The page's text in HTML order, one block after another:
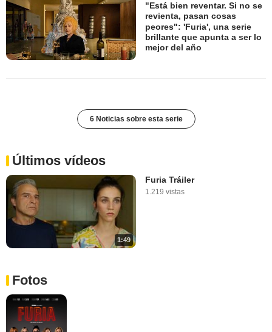
"Está bien reventar. Si no se
revienta, pasan cosas
peores": 'Furia', una serie
brillante que apunta a ser lo
mejor del año
6 Noticias sobre esta serie
Últimos vídeos
1:49
Furia Tráiler
1.219 vistas
Fotos